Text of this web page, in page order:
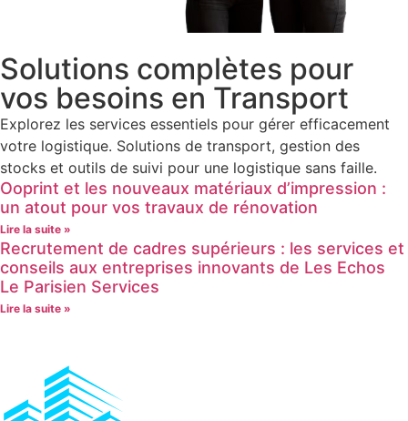
Solutions complètes pour
vos besoins en Transport
Explorez les services essentiels pour gérer efficacement
votre logistique. Solutions de transport, gestion des
stocks et outils de suivi pour une logistique sans faille.
Ooprint et les nouveaux matériaux d’impression :
un atout pour vos travaux de rénovation
Lire la suite »
Recrutement de cadres supérieurs : les services et
conseils aux entreprises innovants de Les Echos
Le Parisien Services
Lire la suite »